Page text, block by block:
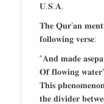
𝐔.𝐒.𝐀.
𝐓𝐡𝐞 𝐐𝐮𝐫’𝐚𝐧
𝐟𝐨𝐥𝐥𝐨𝐰𝐢𝐧𝐠 𝐯𝐞𝐫𝐬𝐞:
“𝐀𝐧𝐝 𝐦𝐚𝐝𝐞
𝐎𝐟 𝐟𝐥𝐨𝐰𝐢𝐧𝐠
𝐓𝐡𝐢𝐬 𝐩𝐡𝐞𝐧𝐨𝐦𝐞𝐧𝐨𝐧
𝐭𝐡𝐞 𝐝𝐢𝐯𝐢𝐝𝐞𝐫